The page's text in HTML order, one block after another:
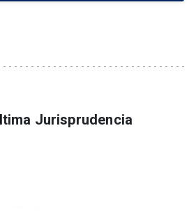
Jurisprudencia